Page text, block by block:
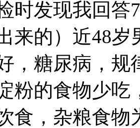
时发现我回答
来的）近48
，糖尿病，规
粉的食物少吃
食，杂粮食物